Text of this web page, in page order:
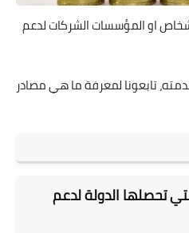
او المؤسسات الشركات لدعم
تابعونا لمعرفة ما هي مصادر
تحصلها الدولة لدعم